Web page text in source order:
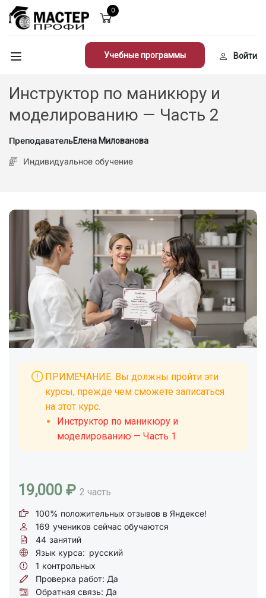
0
Учебные программы Войти
Инструктор по маникюру и
моделированию — Часть 2
ПреподавательЕлена Милованова
Индивидуальное обучение
ПРИМЕЧАНИЕ. Вы должны пройти эти
курсы, прежде чем сможете записаться
на этот курс.
Инструктор по маникюру и
моделированию — Часть 1
19,000 ₽ 2 часть
100% положительных отзывов в Яндексе!
169 учеников сейчас обучаются
44 занятий
Язык курса: русский
1 контрольных
Проверка работ: Да
Обратная связь: Да